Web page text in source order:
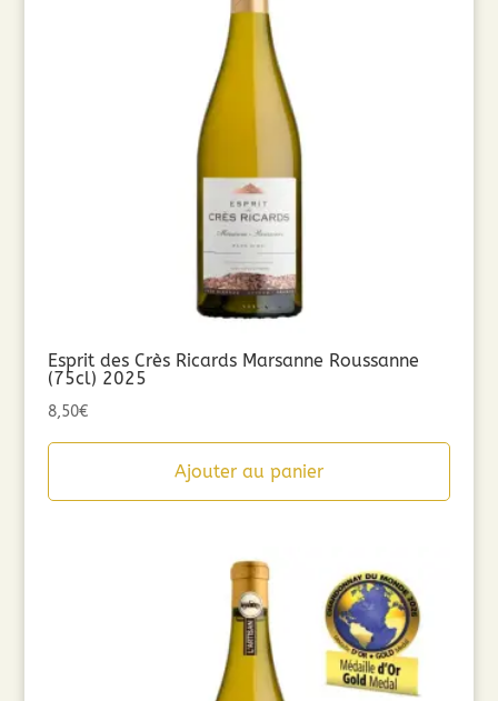
Esprit des Crès Ricards Marsanne Roussanne
(75cl) 2025
8,50€
Ajouter au panier